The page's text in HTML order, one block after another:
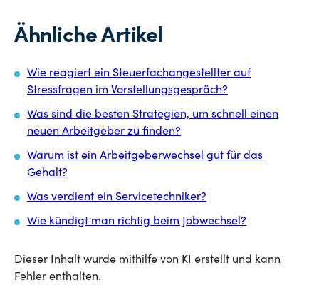
Ähnliche Artikel
Wie reagiert ein Steuerfachangestellter auf
Stressfragen im Vorstellungsgespräch?
Was sind die besten Strategien, um schnell einen
neuen Arbeitgeber zu finden?
Warum ist ein Arbeitgeberwechsel gut für das
Gehalt?
Was verdient ein Servicetechniker?
Wie kündigt man richtig beim Jobwechsel?
Dieser Inhalt wurde mithilfe von KI erstellt und kann
Fehler enthalten.